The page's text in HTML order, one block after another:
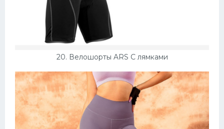
20. Велошорты ARS С лямками